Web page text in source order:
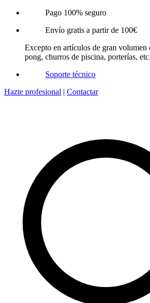
Pago 100% seguro
Envío gratis a partir de 100€
Excepto en artículos de gran volumen
pong, churros de piscina, porterías,
Soporte técnico
Hazte profesional | Contactar